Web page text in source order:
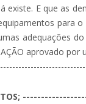
existe. E que as
para
adequações
aprovado por